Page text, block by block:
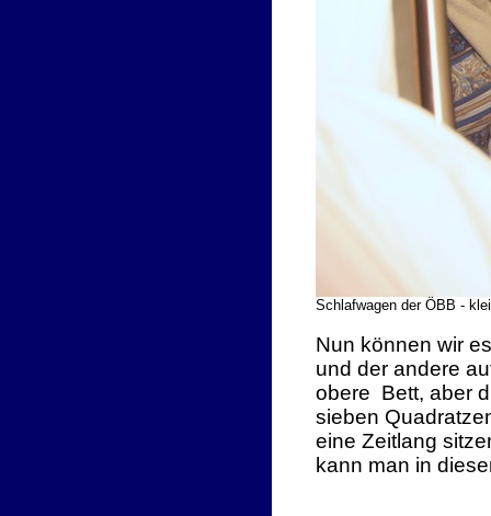
Schlafwagen der ÖBB -
Nun können wir
und der andere
obere Bett, aber
sieben
eine Zeitlang
kann man in